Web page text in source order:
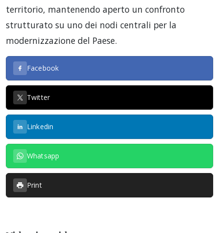
territorio, mantenendo aperto un confronto
strutturato su uno dei nodi centrali per la
modernizzazione del Paese.
Facebook
Twitter
Linkedin
Whatsapp
Print